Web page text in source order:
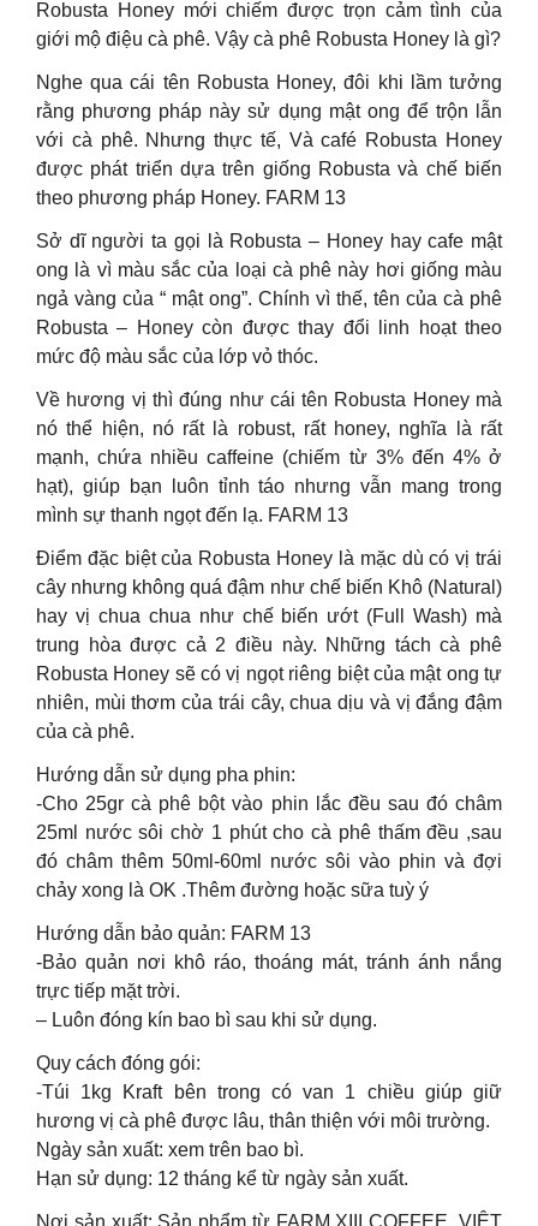
Robusta Honey mới chiếm được trọn cảm tình của
giới mộ điệu cà phê. Vậy cà phê Robusta Honey là gì?
Nghe qua cái tên Robusta Honey, đôi khi lầm tưởng
rằng phương pháp này sử dụng mật ong để trộn lẫn
với cà phê. Nhưng thực tế, Và café Robusta Honey
được phát triển dựa trên giống Robusta và chế biến
theo phương pháp Honey. FARM 13
Sở dĩ người ta gọi là Robusta – Honey hay cafe mật
ong là vì màu sắc của loại cà phê này hơi giống màu
ngả vàng của “ mật ong”. Chính vì thế, tên của cà phê
Robusta – Honey còn được thay đổi linh hoạt theo
mức độ màu sắc của lớp vỏ thóc.
Về hương vị thì đúng như cái tên Robusta Honey mà
nó thể hiện, nó rất là robust, rất honey, nghĩa là rất
mạnh, chứa nhiều caffeine (chiếm từ 3% đến 4% ở
hạt), giúp bạn luôn tỉnh táo nhưng vẫn mang trong
mình sự thanh ngọt đến lạ. FARM 13
Điểm đặc biệt của Robusta Honey là mặc dù có vị trái
cây nhưng không quá đậm như chế biến Khô (Natural)
hay vị chua chua như chế biến ướt (Full Wash) mà
trung hòa được cả 2 điều này. Những tách cà phê
Robusta Honey sẽ có vị ngọt riêng biệt của mật ong tự
nhiên, mùi thơm của trái cây, chua dịu và vị đắng đậm
của cà phê.
Hướng dẫn sử dụng pha phin:
-Cho 25gr cà phê bột vào phin lắc đều sau đó châm
25ml nước sôi chờ 1 phút cho cà phê thấm đều ,sau
đó châm thêm 50ml-60ml nước sôi vào phin và đợi
chảy xong là OK .Thêm đường hoặc sữa tuỳ ý
Hướng dẫn bảo quản: FARM 13
-Bảo quản nơi khô ráo, thoáng mát, tránh ánh nắng
trực tiếp mặt trời.
– Luôn đóng kín bao bì sau khi sử dụng.
Quy cách đóng gói:
-Túi 1kg Kraft bên trong có van 1 chiều giúp giữ
hương vị cà phê được lâu, thân thiện với môi trường.
Ngày sản xuất: xem trên bao bì.
Hạn sử dụng: 12 tháng kể từ ngày sản xuất.
Nơi sản xuất: Sản phẩm từ FARM XIII COFFEE .VIỆT